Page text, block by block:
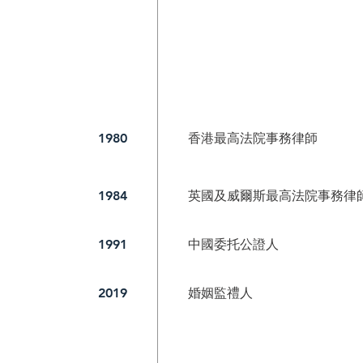
1980 香港最高法院事務律師
1984 英國及威爾斯最高法院事務律
1991 中國委托公證人
2019 婚姻監禮人